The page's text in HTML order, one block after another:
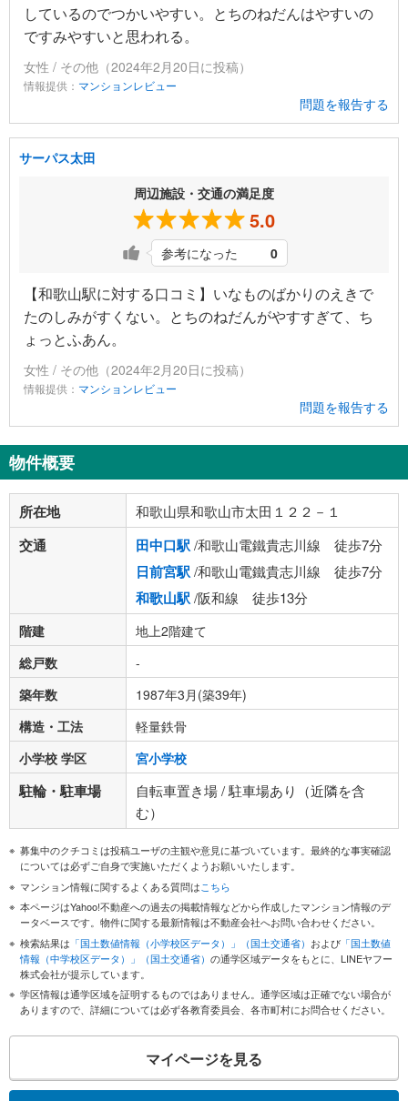
しているのでつかいやすい。とちのねだんはやすいの
ですみやすいと思われる。
女性 / その他（2024年2月20日に投稿）
情報提供： マンションレビュー
問題を報告する
サーパス太田
周辺施設・交通の満足度
5.0
参考になった 0
【和歌山駅に対する口コミ】いなものばかりのえきで
たのしみがすくない。とちのねだんがやすすぎて、ち
ょっとふあん。
女性 / その他（2024年2月20日に投稿）
情報提供： マンションレビュー
問題を報告する
物件概要
所在地 和歌山県和歌山市太田１２２－１
交通 田中口駅/和歌山電鐵貴志川線 徒歩7分
日前宮駅/和歌山電鐵貴志川線 徒歩7分
和歌山駅/阪和線 徒歩13分
階建
地上2階建て
総戸数
-
築年数
1987年3月(築39年)
構造・工法
軽量鉄骨
小学校 学区
宮小学校
駐輪・駐車場
自転車置き場 / 駐車場あり（近隣を含
む）
募集中のクチコミは投稿ユーザの主観や意見に基づいています。最終的な事実確認
については必ずご自身で実施いただくようお願いいたします。
マンション情報に関するよくある質問はこちら
本ページはYahoo!不動産への過去の掲載情報などから作成したマンション情報のデ
ータベースです。物件に関する最新情報は不動産会社へお問い合わせください。
検索結果は 「国土数値情報（小学校区データ）」（国土交通省） および 「国土数値
情報（中学校区データ）」（国土交通省） の通学区域データをもとに、LINEヤフー
株式会社が提示しています。
学区情報は通学区域を証明するものではありません。通学区域は正確でない場合が
ありますので、詳細については必ず各教育委員会、各市町村にお問合せください。
マイページを見る